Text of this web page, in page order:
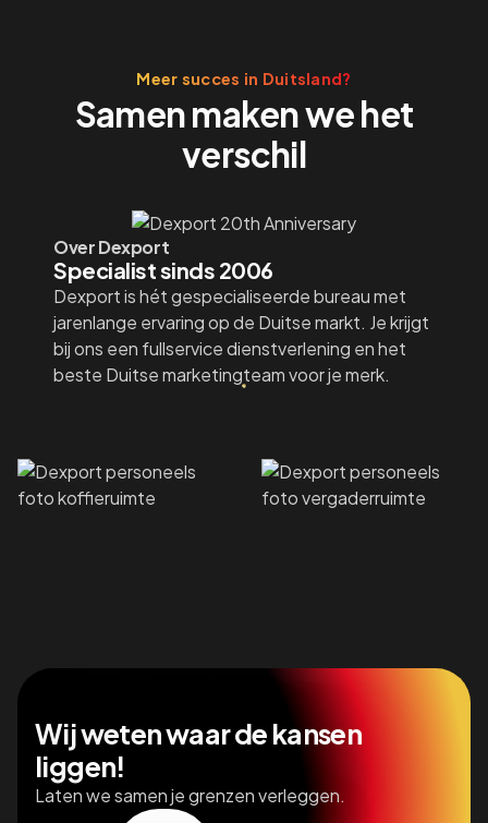
Meer succes in Duitsland?
Samen maken we het
verschil
Over Dexport
Specialist sinds 2006
Dexport is hét gespecialiseerde bureau met
jarenlange ervaring op de Duitse markt. Je krijgt
bij ons een fullservice dienstverlening en het
beste Duitse marketingteam voor je merk.
Wij weten waar de kansen
liggen!
Laten we samen je grenzen verleggen.